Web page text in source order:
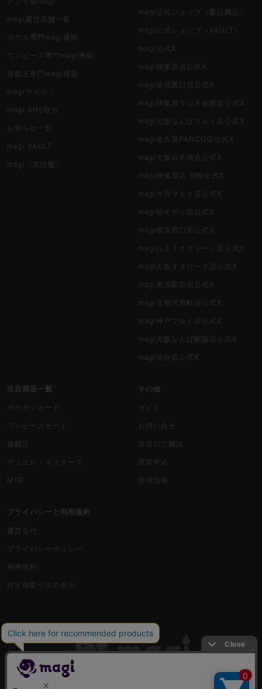
magi運営店舗一覧
ポケカ専門magi通販
ワンピース専門magi通販
遊戯王専門magi通販
magiマガジン
magi SNS取引
お知らせ一覧
magi VAULT
magi（英語版）
magi公式ショップ（委託商品）
magi公式ショップ（VAULT）
magi公式X
magi秋葉原店公式X
magi新宿西口店公式X
magi秋葉原ラジオ会館店公式X
magi大阪なんばマルイ店公式X
magi名古屋PARCO店公式X
magi大阪日本橋店公式X
magi秋葉原店 別館公式X
magi大宮マルイ店公式X
magi柏モディ店公式X
magi横浜西口店公式X
magi八王子オクトーレ店公式X
magi大阪オタロード店公式X
magi東京駅前店公式X
magi京都河原町店公式X
magi神戸マルイ店公式X
magi大阪なんば駅前店公式X
magi仙台店公式X
注目商品一覧
ポケモンカード
ワンピースカード
遊戯王
デュエル・マスターズ
MTG
その他
ガイド
お問い合せ
出店のご相談
買取申込
採用情報
プライバシーと利用規約
運営会社
プライバシーポリシー
利用規約
特定商取引法の表示